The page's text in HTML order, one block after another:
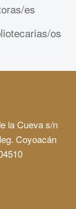
es
os
la Cueva s/n
Coyoacán